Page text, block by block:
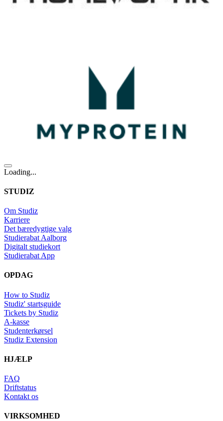
Loading...
STUDIZ
Om Studiz
Karriere
Det bæredygtige valg
Studierabat Aalborg
Digitalt studiekort
Studierabat App
OPDAG
How to Studiz
Studiz' startsguide
Tickets by Studiz
A-kasse
Studenterkørsel
Studiz Extension
HJÆLP
FAQ
Driftstatus
Kontakt os
VIRKSOMHED